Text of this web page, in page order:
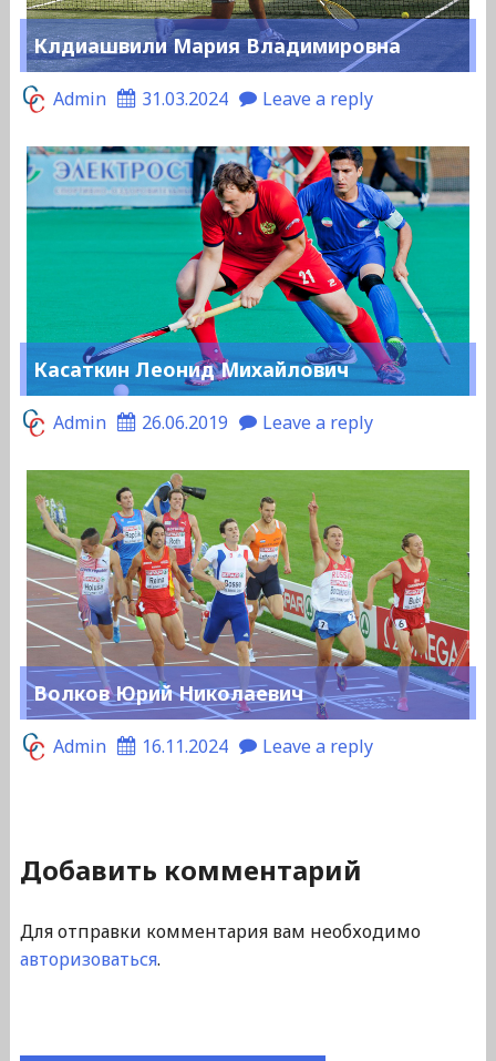
Клдиашвили Мария Владимировна
Admin 31.03.2024 Leave a reply
Касаткин Леонид Михайлович
Admin 26.06.2019 Leave a reply
Волков Юрий Николаевич
Admin 16.11.2024 Leave a reply
Добавить комментарий
Для отправки комментария вам необходимо
авторизоваться.